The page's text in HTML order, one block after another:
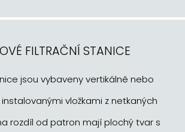
FILTRAČNÍ STANICE
jsou vybaveny vertikálně nebo
vložkami z netkaných
rozdíl od patron mají plochý tvar s